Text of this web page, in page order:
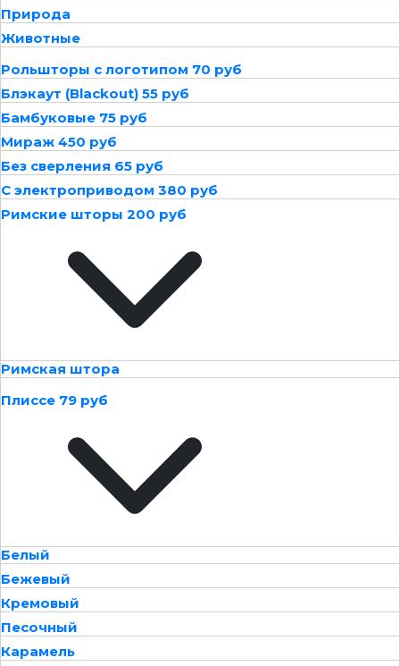
Природа
Животные
Рольшторы с логотипом 70 руб
Блэкаут (Blackout) 55 руб
Бамбуковые 75 руб
Мираж 450 руб
Без сверления 65 руб
С электроприводом 380 руб
Римские шторы 200 руб
Римская штора
Плиссе 79 руб
Белый
Бежевый
Кремовый
Песочный
Карамель